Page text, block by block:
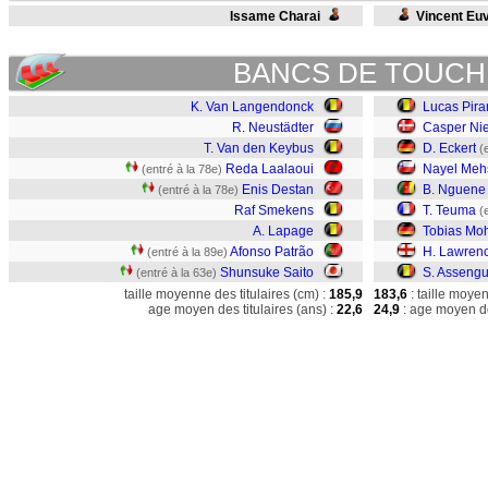
Issame Charai Vincent
BANCS DE
K. Van Langendonck
R. Neustädter
T. Van den Keybus
(entré à la 78e) Reda Laalaoui
(entré à la 78e) Enis Destan
Raf Smekens
A. Lapage
(entré à la 89e) Afonso Patrão
(entré à la 63e) Shunsuke Saito
Lucas
Casper
D. Eckert
Nayel
B. Nguene
T. Teuma
Tobias
H.
S.
taille moyenne des titulaires (cm) : 185,9
age moyen des titulaires (ans) : 22,6
183,6 : taille
24,9 : age moyen